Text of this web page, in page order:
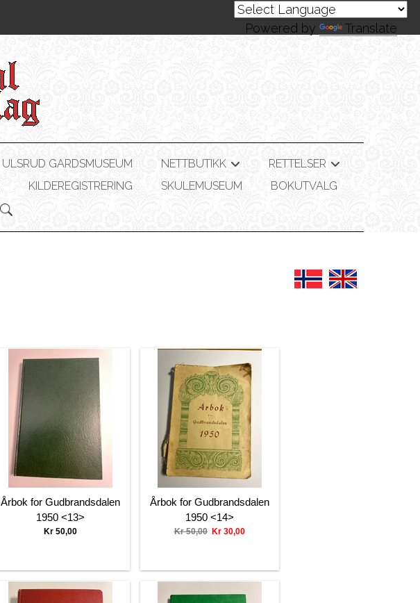
ULSRUD GARDSMUSEUM NETTBUTIKK
RETTELSER
KILDEREGISTRERING SKULEMUSEUM
BOKUTVALG
Årbok for Gudbrandsdalen
1950 <13>
Kr 50,00
Årbok for Gudbrandsdalen
1950 <14>
Kr 50,00 Kr 30,00
Powered by Translate